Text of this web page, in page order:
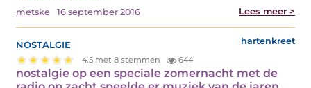
metske 16 september 2016 Lees meer >
nostalgie hartenkreet
4.5 met 8 stemmen 644
nostalgie op een speciale zomernacht met de